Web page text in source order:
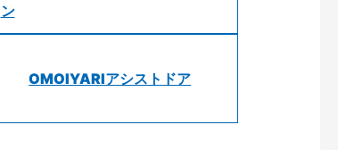
ン
OMOIYARIアシストドア